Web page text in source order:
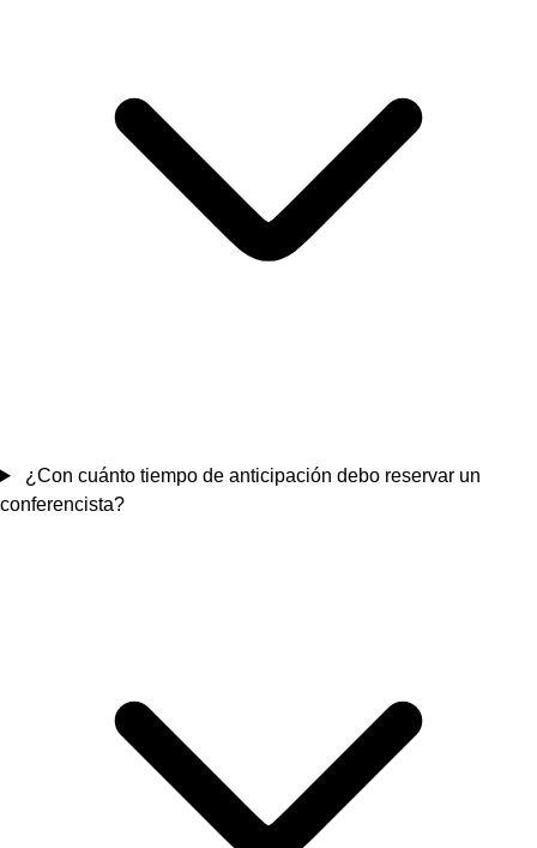
¿Con cuánto tiempo de anticipación debo reservar un
conferencista?